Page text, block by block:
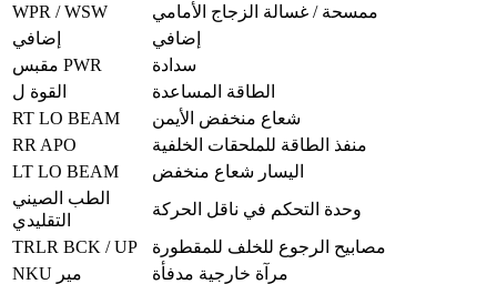
WPR / WSW
ممسحة / غسالة الزجاج الأمامي
إضافي
إضافي
مقبس PWR
سدادة
القوة ل
الطاقة المساعدة
RT LO BEAM
شعاع منخفض الأيمن
RR APO
منفذ الطاقة للملحقات الخلفية
LT LO BEAM
اليسار شعاع منخفض
الطب الصيني
التقليدي
وحدة التحكم في ناقل الحركة
TRLR BCK / UP
مصابيح الرجوع للخلف للمقطورة
NKU مير
مرآة خارجية مدفأة